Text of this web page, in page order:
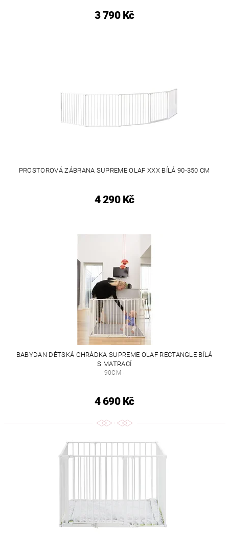
3 790 Kč
PROSTOROVÁ ZÁBRANA SUPREME OLAF XXX BÍLÁ 90-350 CM
4 290 Kč
BABYDAN DĚTSKÁ OHRÁDKA SUPREME OLAF RECTANGLE BÍLÁ
S MATRACÍ
90CM -
4 690 Kč